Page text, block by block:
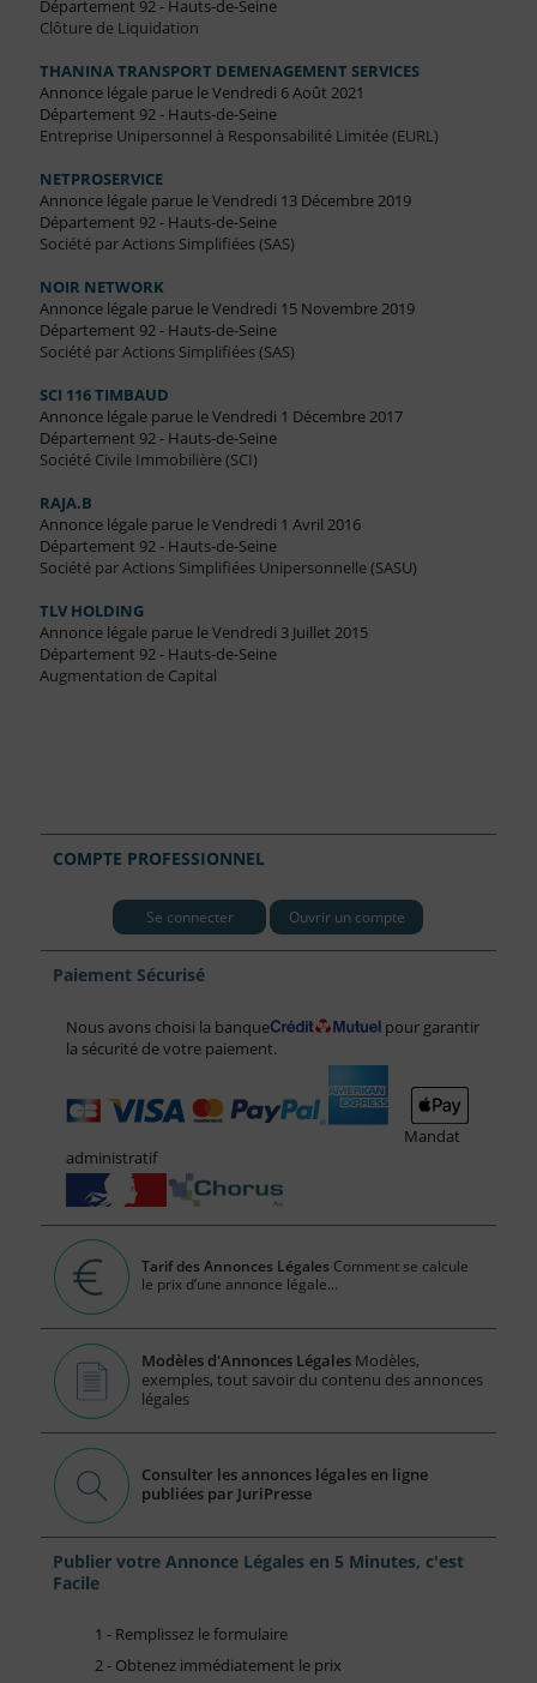
Département 92 - Hauts-de-Seine
Clôture de Liquidation
THANINA TRANSPORT DEMENAGEMENT SERVICES
Annonce légale parue le Vendredi 6 Août 2021
Département 92 - Hauts-de-Seine
Entreprise Unipersonnel à Responsabilité Limitée (EURL)
NETPROSERVICE
Annonce légale parue le Vendredi 13 Décembre 2019
Département 92 - Hauts-de-Seine
Société par Actions Simplifiées (SAS)
NOIR NETWORK
Annonce légale parue le Vendredi 15 Novembre 2019
Département 92 - Hauts-de-Seine
Société par Actions Simplifiées (SAS)
SCI 116 TIMBAUD
Annonce légale parue le Vendredi 1 Décembre 2017
Département 92 - Hauts-de-Seine
Société Civile Immobilière (SCI)
RAJA.B
Annonce légale parue le Vendredi 1 Avril 2016
Département 92 - Hauts-de-Seine
Société par Actions Simplifiées Unipersonnelle (SASU)
TLV HOLDING
Annonce légale parue le Vendredi 3 Juillet 2015
Département 92 - Hauts-de-Seine
Augmentation de Capital
COMPTE PROFESSIONNEL
Se connecter Ouvrir un compte
Paiement Sécurisé
Nous avons choisi la banque
pour garantir
la sécurité de votre paiement.
Mandat
administratif
Tarif des Annonces Légales Comment se calcule
le prix d’une annonce légale...
Modèles d'Annonces Légales Modèles,
exemples, tout savoir du contenu des annonces
légales
Consulter les annonces légales en ligne
publiées par JuriPresse
Publier votre Annonce Légales en 5 Minutes, c'est
Facile
1 - Remplissez le formulaire
2 - Obtenez immédiatement le prix